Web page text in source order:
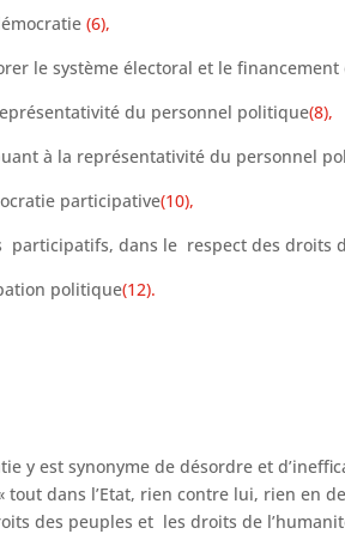
(6),
le système électoral et le
du personnel politique(8),
à la représentativité du personnel
participative(10),
participatifs, dans le respect des droits
politique(12).
y est synonyme de désordre et
dans l’Etat, rien contre lui, rien en
des peuples et les droits de